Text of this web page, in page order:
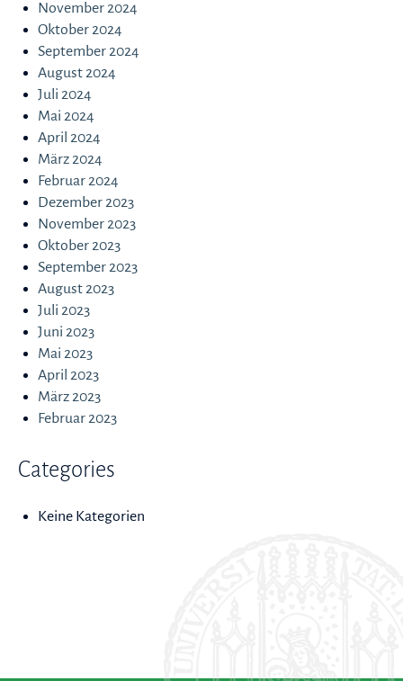
November 2024
Oktober 2024
September 2024
August 2024
Juli 2024
Mai 2024
April 2024
März 2024
Februar 2024
Dezember 2023
November 2023
Oktober 2023
September 2023
August 2023
Juli 2023
Juni 2023
Mai 2023
April 2023
März 2023
Februar 2023
Categories
Keine Kategorien